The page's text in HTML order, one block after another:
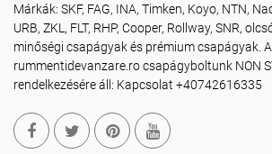
Márkák: SKF, FAG, INA, Timken, Koyo, NTN,
URB, ZKL, FLT, RHP, Cooper, Rollway, SNR,
minőségi csapágyak és prémium csapágyak. A
rummentidevanzare.ro csapágyboltunk NON
rendelkezésére áll: Kapcsolat +40742616335